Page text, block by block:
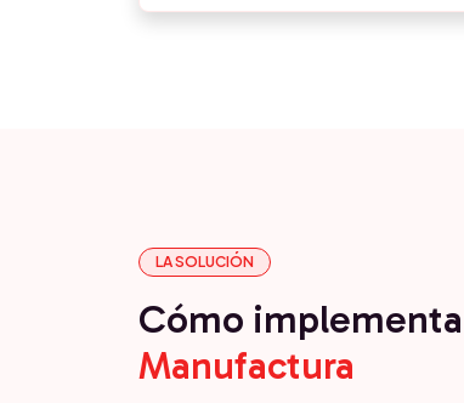
LA SOLUCIÓN
Cómo
Manufactura